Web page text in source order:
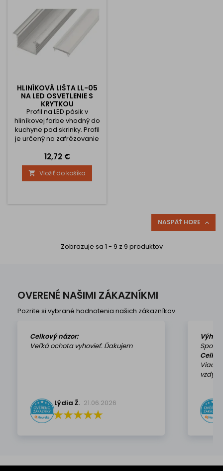
HLINÍKOVÁ LIŠTA LL-05
NA LED OSVETLENIE S
KRYTKOU
Profil na LED pásik v
hliníkovej farbe vhodný do
kuchyne pod skrinky. Profil
je určený na zafrézovanie
do materiálu.
Cena
12,72 €
 Vložiť do košíka
NASPÄŤ HORE 
Zobrazuje sa 1 - 9 z 9 produktov
OVERENÉ NAŠIMI ZÁKAZNÍKMI
Pozrite si vybrané hodnotenia našich zákazníkov.
Celkový názor:
Veľká ochota vyhovieť. Ďakujem
Lýdia Ž. 21.06.2026
vzdy k